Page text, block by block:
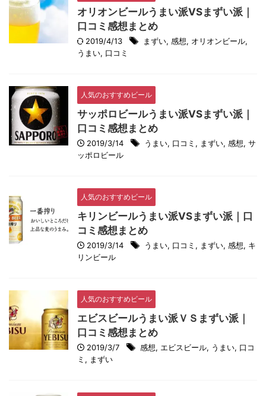
オリオンビールうまい派VSまずい派｜
口コミ感想まとめ
2019/4/13 まずい, 感想, オリオンビール,
うまい, 口コミ
人気のおすすめビール
サッポロビールうまい派VSまずい派｜
口コミ感想まとめ
2019/3/14 うまい, 口コミ , まずい, 感想, サ
ッポロビール
人気のおすすめビール
キリンビールうまい派VSまずい派｜口
コミ感想まとめ
2019/3/14 うまい, 口コミ , まずい, 感想, キ
リンビール
人気のおすすめビール
エビスビールうまい派ＶＳまずい派｜
口コミ感想まとめ
2019/3/7 感想, エビスビール, うまい, 口コ
ミ , まずい